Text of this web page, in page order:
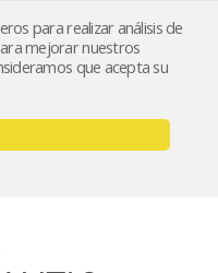
para realizar análisis de
mejorar nuestros
que acepta su